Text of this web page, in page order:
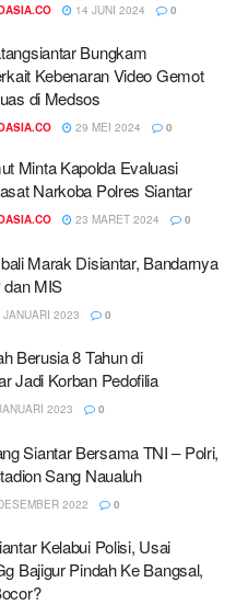
14 JUNI 2024 0
Bungkam
Kebenaran Video Gemot
di Medsos
29 MEI 2024 0
Minta Kapolda Evaluasi
Narkoba Polres Siantar
23 MARET 2024 0
Marak Disiantar, Bandarnya
dan MIS
JANUARI 2023 0
Berusia 8 Tahun di
Jadi Korban Pedofilia
2023 0
Siantar Bersama TNI – Polri,
Sang Naualuh
2022 0
Kelabui Polisi, Usai
Bajigur Pindah Ke Bangsal,